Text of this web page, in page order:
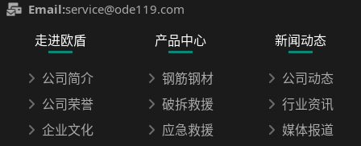
Email:service@ode119.com
走进欧盾
公司简介
公司荣誉
企业文化
产品中心
钢筋钢材
破拆救援
应急救援
新闻动态
公司动态
行业资讯
媒体报道